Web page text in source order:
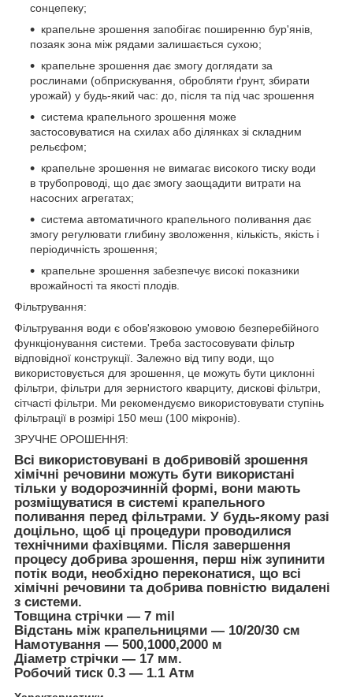
сонцепеку;
крапельне зрошення запобігає поширенню бур'янів,
позаяк зона між рядами залишається сухою;
крапельне зрошення дає змогу доглядати за
рослинами (обприскування, обробляти ґрунт, збирати
урожай) у будь-який час: до, після та під час зрошення
система крапельного зрошення може
застосовуватися на схилах або ділянках зі складним
рельєфом;
крапельне зрошення не вимагає високого тиску води
в трубопроводі, що дає змогу заощадити витрати на
насосних агрегатах;
система автоматичного крапельного поливання дає
змогу регулювати глибину зволоження, кількість, якість і
періодичність зрошення;
крапельне зрошення забезпечує високі показники
врожайності та якості плодів.
Фільтрування:
Фільтрування води є обов'язковою умовою безперебійного
функціонування системи. Треба застосовувати фільтр
відповідної конструкції. Залежно від типу води, що
використовується для зрошення, це можуть бути циклонні
фільтри, фільтри для зернистого кварциту, дискові фільтри,
сітчасті фільтри. Ми рекомендуємо використовувати ступінь
фільтрації в розмірі 150 меш (100 мікронів).
ЗРУЧНЕ ОРОШЕННЯ:
Всі використовувані в добривовій зрошення
хімічні речовини можуть бути використані
тільки у водорозчинній формі, вони мають
розміщуватися в системі крапельного
поливання перед фільтрами. У будь-якому разі
доцільно, щоб ці процедури проводилися
технічними фахівцями. Після завершення
процесу добрива зрошення, перш ніж зупинити
потік води, необхідно переконатися, що всі
хімічні речовини та добрива повністю видалені
з системи.
Товщина стрічки — 7 mil
Відстань між крапельницями — 10/20/30 см
Намотування — 500,1000,2000 м
Діаметр стрічки — 17 мм.
Робочий тиск 0.3 — 1.1 Атм